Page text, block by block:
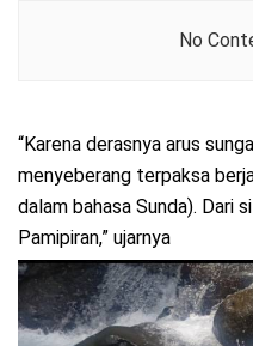
No
“Karena derasnya arus
menyeberang terpaksa
dalam bahasa Sunda). Dari
Pamipiran,” ujarnya